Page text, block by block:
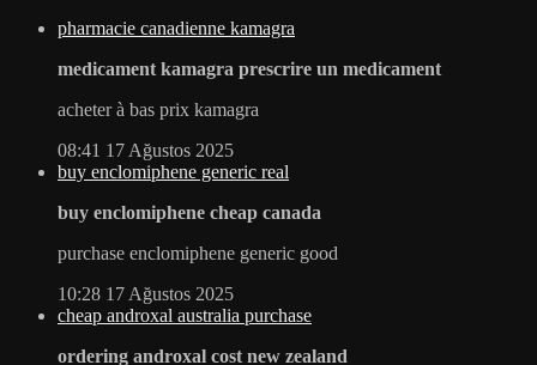
pharmacie canadienne kamagra
medicament kamagra prescrire un medicament
acheter à bas prix kamagra
08:41 17 Ağustos 2025
buy enclomiphene generic real
buy enclomiphene cheap canada
purchase enclomiphene generic good
10:28 17 Ağustos 2025
cheap androxal australia purchase
ordering androxal cost new zealand